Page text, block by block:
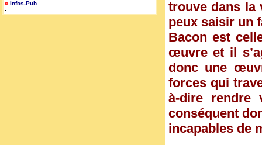
¤ Infos-Pub-
-
trouve dans la
peux saisir un
Bacon est
œuvre et il
donc une
forces qui
à-dire
conséquent
incapables de